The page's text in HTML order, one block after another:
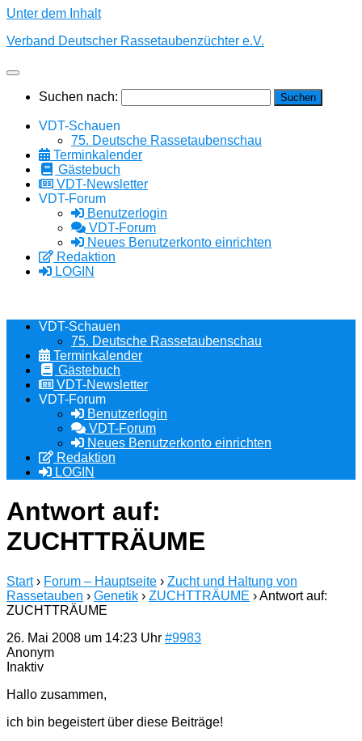
Unter dem Inhalt
Verband Deutscher Rassetaubenzüchter e.V.
Suchen nach:
VDT-Schauen
75. Deutsche Rassetaubenschau
Terminkalender
Gästebuch
VDT-Newsletter
VDT-Forum
Benutzerlogin
VDT-Forum
Neues Benutzerkonto einrichten
Redaktion
LOGIN
VDT-Schauen
75. Deutsche Rassetaubenschau
Terminkalender
Gästebuch
VDT-Newsletter
VDT-Forum
Benutzerlogin
VDT-Forum
Neues Benutzerkonto einrichten
Redaktion
LOGIN
Antwort auf:
ZUCHTTRÄUME
Start › Forum – Hauptseite › Zucht und Haltung von
Rassetauben › Genetik › ZUCHTTRÄUME ›Antwort auf:
ZUCHTTRÄUME
26. Mai 2008 um 14:23 Uhr #9983
Anonym
Inaktiv
Hallo zusammen,
ich bin begeistert über diese Beiträge!